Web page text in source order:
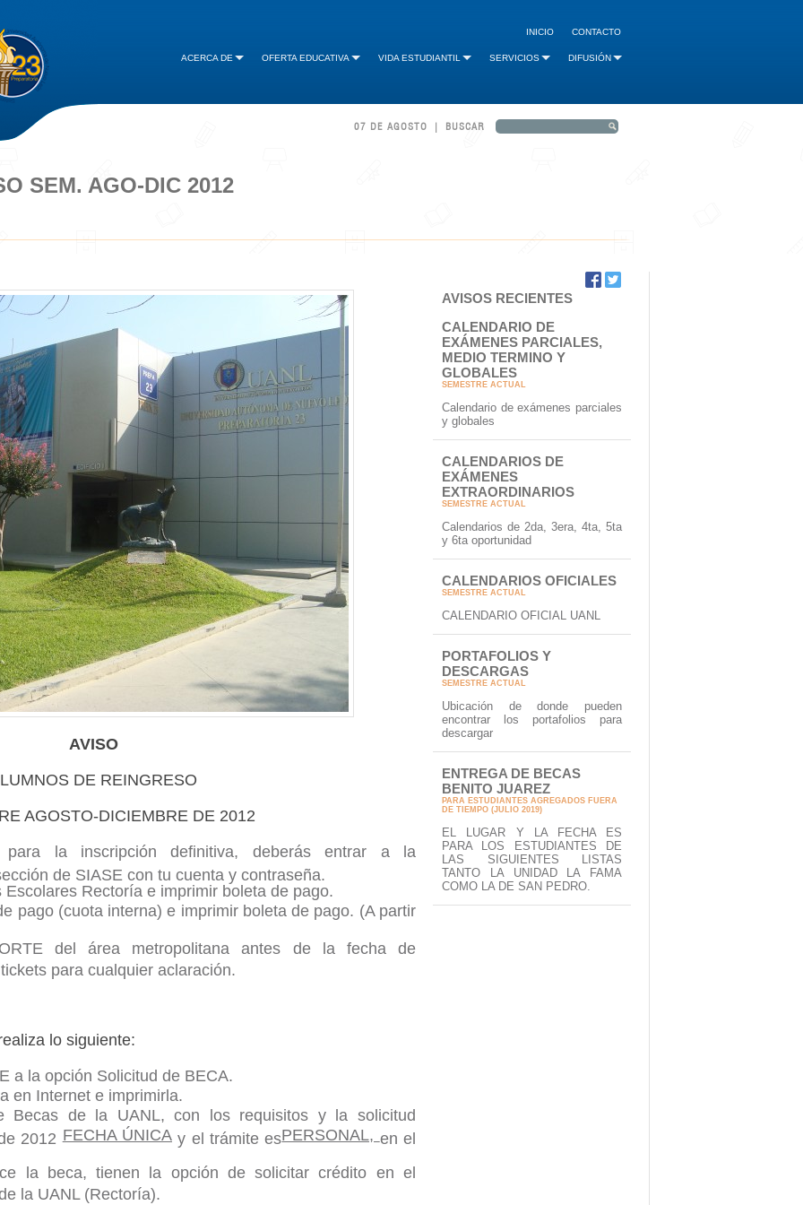
INICIO CONTACTO
ACERCA DE OFERTA EDUCATIVA VIDA ESTUDIANTIL SERVICIOS DIFUSIÓN
07 DE AGOSTO | BUSCAR
SEM. AGO-DIC 2012
AVISO
DE REINGRESO
AGOSTO-DICIEMBRE DE 2012
la inscripción definitiva, deberás entrar a la
de SIASE con tu cuenta y contraseña.
Rectoría e imprimir boleta de pago.
pago (cuota interna) e imprimir boleta de pago. (A partir
del área metropolitana antes de la fecha de
para cualquier aclaración.
lo siguiente:
a la opción Solicitud de BECA.
en Internet e imprimirla.
Becas de la UANL, con los requisitos y la solicitud
2012 FECHA ÚNICA y el trámite esPERSONAL, en el
la beca, tienen la opción de solicitar crédito en el
la UANL (Rectoría).
AVISOS RECIENTES
CALENDARIO DE
EXÁMENES PARCIALES,
MEDIO TERMINO Y
GLOBALES
SEMESTRE ACTUAL
Calendario de exámenes parciales
y globales
CALENDARIOS DE
EXÁMENES
EXTRAORDINARIOS
SEMESTRE ACTUAL
Calendarios de 2da, 3era, 4ta, 5ta
y 6ta oportunidad
CALENDARIOS OFICIALES
SEMESTRE ACTUAL
CALENDARIO OFICIAL UANL
PORTAFOLIOS Y
DESCARGAS
SEMESTRE ACTUAL
Ubicación de donde pueden
encontrar los portafolios para
descargar
ENTREGA DE BECAS
BENITO JUAREZ
PARA ESTUDIANTES AGREGADOS FUERA
DE TIEMPO (JULIO 2019)
EL LUGAR Y LA FECHA ES
PARA LOS ESTUDIANTES DE
LAS SIGUIENTES LISTAS
TANTO LA UNIDAD LA FAMA
COMO LA DE SAN PEDRO.